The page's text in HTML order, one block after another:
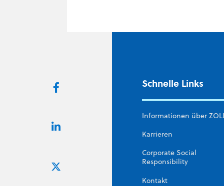
Schnelle Links
Informationen über
Karrieren
Corporate Social
Responsibility
Kontakt